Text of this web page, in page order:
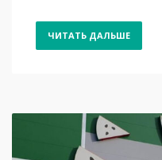
ЧИТАТЬ ДАЛЬШЕ